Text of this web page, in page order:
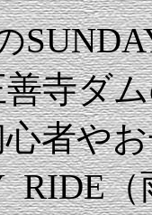
寺ダ
者や
RIDE